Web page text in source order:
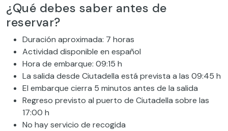
¿Qué debes saber antes de
reservar?
Duración aproximada: 7 horas
Actividad disponible en español
Hora de embarque: 09:15 h
La salida desde Ciutadella está prevista a las 09:45 h
El embarque cierra 5 minutos antes de la salida
Regreso previsto al puerto de Ciutadella sobre las
17:00 h
No hay servicio de recogida